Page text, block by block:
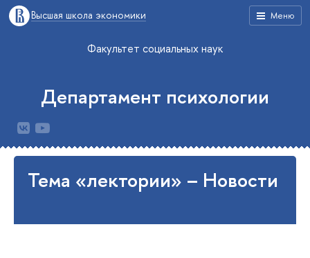
Меню
Высшая школа экономики
Факультет социальных наук
Департамент психологии
Тема «лектории» – Новости